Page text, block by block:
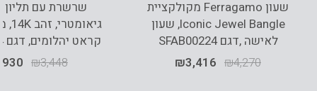
שעון Ferragamo מקולקציית
Iconic Jewel Bangle, שעון
לאישה ,דגם SFAB00224
₪4,270
₪3,416
שרשרת עם תליון
קראט יהלומים, דגם CDNF1264
₪3,448